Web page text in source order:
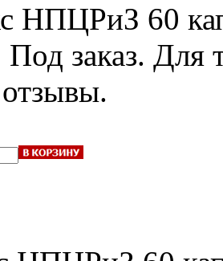
НПЦРиЗ 60
Под заказ. Для